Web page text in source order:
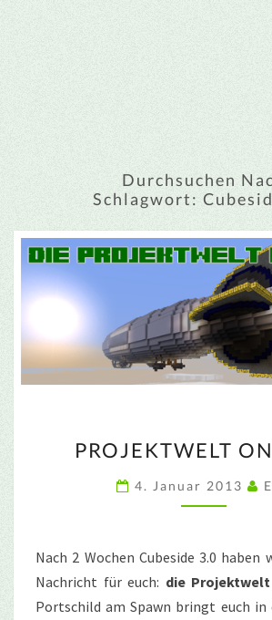
Durchsuchen
Schlagwort:
ONLINE!
PROJEKTWELT
4. Januar 2013
Nach 2 Wochen Cubeside 3.0 haben
Nachricht für euch: die
Portschild am Spawn bringt euch